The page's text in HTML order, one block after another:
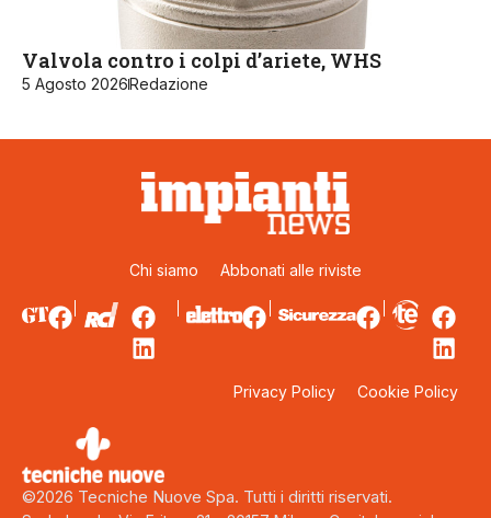
Valvola contro i colpi d’ariete, WHS
5 Agosto 2026 Redazione
Chi siamo Abbonati alle riviste
Privacy Policy Cookie Policy
©2026 Tecniche Nuove Spa. Tutti i diritti riservati.